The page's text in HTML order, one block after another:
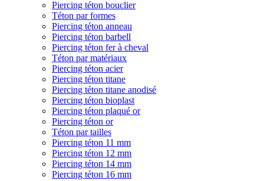
Piercing téton bouclier
Téton par formes
Piercing téton anneau
Piercing téton barbell
Piercing téton fer à cheval
Téton par matériaux
Piercing téton acier
Piercing téton titane
Piercing téton titane anodisé
Piercing téton bioplast
Piercing téton plaqué or
Piercing téton or
Téton par tailles
Piercing téton 11 mm
Piercing téton 12 mm
Piercing téton 14 mm
Piercing téton 16 mm